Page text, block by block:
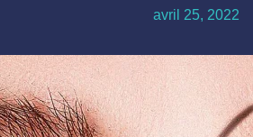
avril 25, 2022